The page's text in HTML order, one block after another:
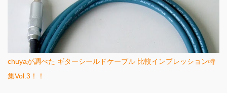
chuyaが調べた ギターシールドケーブル 比較インプレッション特
集Vol.3！！